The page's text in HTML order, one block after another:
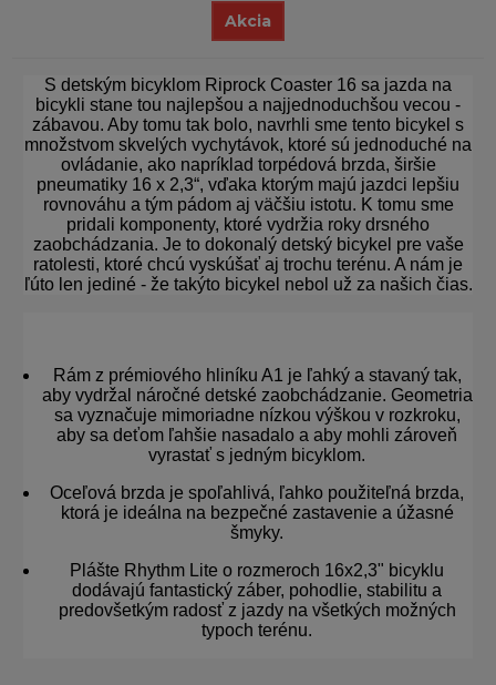
Akcia
S detským bicyklom Riprock Coaster 16 sa jazda na
bicykli stane tou najlepšou a najjednoduchšou vecou -
zábavou. Aby tomu tak bolo, navrhli sme tento bicykel s
množstvom skvelých vychytávok, ktoré sú jednoduché na
ovládanie, ako napríklad torpédová brzda, širšie
pneumatiky 16 x 2,3“, vďaka ktorým majú jazdci lepšiu
rovnováhu a tým pádom aj väčšiu istotu. K tomu sme
pridali komponenty, ktoré vydržia roky drsného
zaobchádzania. Je to dokonalý detský bicykel pre vaše
ratolesti, ktoré chcú vyskúšať aj trochu terénu. A nám je
ľúto len jediné - že takýto bicykel nebol už za našich čias.
Rám z prémiového hliníku A1 je ľahký a stavaný tak,
aby vydržal náročné detské zaobchádzanie. Geometria
sa vyznačuje mimoriadne nízkou výškou v rozkroku,
aby sa deťom ľahšie nasadalo a aby mohli zároveň
vyrastať s jedným bicyklom.
Oceľová brzda je spoľahlivá, ľahko použiteľná brzda,
ktorá je ideálna na bezpečné zastavenie a úžasné
šmyky.
Plášte Rhythm Lite o rozmeroch 16x2,3" bicyklu
dodávajú fantastický záber, pohodlie, stabilitu a
predovšetkým radosť z jazdy na všetkých možných
typoch terénu.